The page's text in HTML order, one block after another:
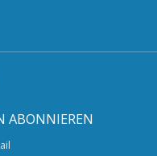
ABONNIEREN